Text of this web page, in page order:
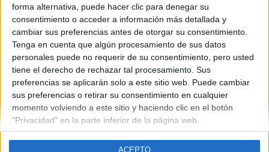
forma alternativa, puede hacer clic para denegar su
consentimiento o acceder a información más detallada y
cambiar sus preferencias antes de otorgar su consentimiento.
Tenga en cuenta que algún procesamiento de sus datos
personales puede no requerir de su consentimiento, pero usted
tiene el derecho de rechazar tal procesamiento. Sus
preferencias se aplicarán solo a este sitio web. Puede cambiar
sus preferencias o retirar su consentimiento en cualquier
momento volviendo a este sitio y haciendo clic en el botón
"Privacidad" en la parte inferior de la página web.
ACEPTO
Quiénes somos| Contactar| Anúnciate
Aviso legal|Politica de privacidad|Condiciones generales
de cookies
© 2003-2026Compás Mediterráneo S.L.- Diego de León 47 - 28006
Madrid [ESPAÑA] - Tel. +34 91 593 2767